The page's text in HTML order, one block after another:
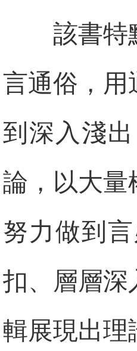
該書特
言通俗，用
到深入淺
論，以大量
努力做到
扣、層層深
輯展現出理